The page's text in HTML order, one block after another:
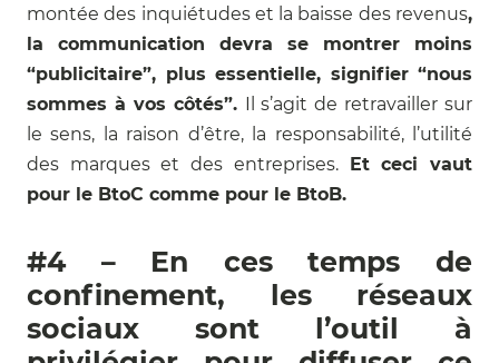
montée des inquiétudes et la baisse des revenus,
la communication devra se montrer moins
“publicitaire”, plus essentielle, signifier “nous
sommes à vos côtés”. Il s’agit de retravailler sur
le sens, la raison d’être, la responsabilité, l’utilité
des marques et des entreprises. Et ceci vaut
pour le BtoC comme pour le BtoB.
#4 – En ces temps de
confinement, les réseaux
sociaux sont l’outil à